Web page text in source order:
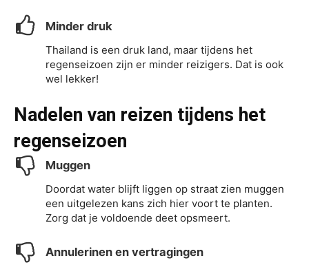
Minder druk
Thailand is een druk land, maar tijdens het
regenseizoen zijn er minder reizigers. Dat is ook
wel lekker!
Nadelen van reizen tijdens het
regenseizoen
Muggen
Doordat water blijft liggen op straat zien muggen
een uitgelezen kans zich hier voort te planten.
Zorg dat je voldoende deet opsmeert.
Annulerinen en vertragingen